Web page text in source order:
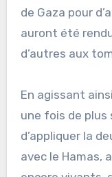
de Gaza pour
auront été
d’autres aux
En agissant
une fois de
d’appliquer la
avec le Hamas,